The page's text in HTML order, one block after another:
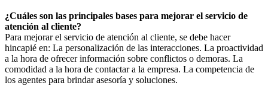
¿Cuáles son las principales bases para mejorar el servicio de
atención al cliente?
Para mejorar el servicio de atención al cliente, se debe hacer
hincapié en: La personalización de las interacciones. La proactividad
a la hora de ofrecer información sobre conflictos o demoras. La
comodidad a la hora de contactar a la empresa. La competencia de
los agentes para brindar asesoría y soluciones.